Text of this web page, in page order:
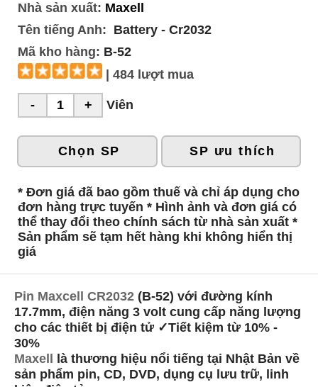
Nhà sản xuất: Maxell
Tên tiếng Anh: Battery - Cr2032
Mã kho hàng: B-52
| 484 lượt mua
Viên
Chọn SP SP ưu thích
* Đơn giá đã bao gồm thuế và chỉ áp dụng cho
đơn hàng trực tuyến * Hình ảnh và đơn giá có
thể thay đổi theo chính sách từ nhà sản xuất *
Sản phẩm sẽ tạm hết hàng khi không hiển thị
giá
Pin Maxcell CR2032 (B-52) với đường kính
17.7mm, điện năng 3 volt cung cấp năng lượng
cho các thiết bị điện tử ✓Tiết kiệm từ 10% -
30%
Maxell là thương hiệu nổi tiếng tại Nhật Bản về
sản phẩm pin, CD, DVD, dụng cụ lưu trữ, linh